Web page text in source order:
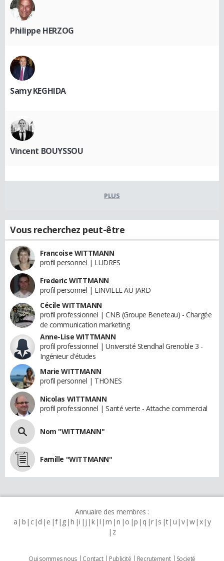
Philippe HERZOG
Samy KEGHIDA
Vincent BOUYSSOU
PLUS
Vous recherchez peut-être
Francoise WITTMANN
profil personnel | LUDRES
Frederic WITTMANN
profil personnel | EINVILLE AU JARD
Cécile WITTMANN
profil professionnel | CNB (Groupe Beneteau) - Chargée
de communication marketing
Anne-Lise WITTMANN
profil professionnel | Université Stendhal Grenoble 3 -
Ingénieur d'études
Marie WITTMANN
profil personnel | THONES
Nicolas WITTMANN
profil professionnel | Santé verte - Attache commercial
Nom "WITTMANN"
Famille "WITTMANN"
Annuaire des membres :
a b c d e f g h i j k l m n o p q r s t u v w x y
z
Qui sommes nous Contact Publicité Recrutement Societé